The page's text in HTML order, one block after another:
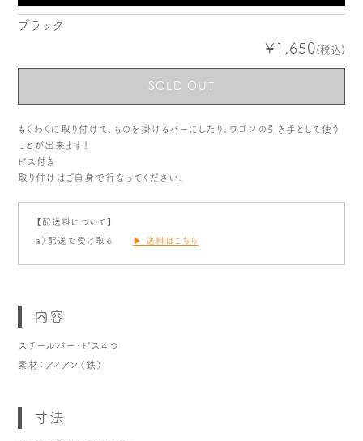
ブラック
¥1,650(税込)
SOLD OUT
もくわくに取り付けて、ものを掛けるバーにしたり、ワゴンの引き手として使う
ことが出来ます！
ビス付き
取り付けはご自身で行なってください。
【配送料について】
a）配送で受け取る ▶ 送料はこちら
内容
スチールバー・ビス４つ
素材：アイアン（鉄）
寸法